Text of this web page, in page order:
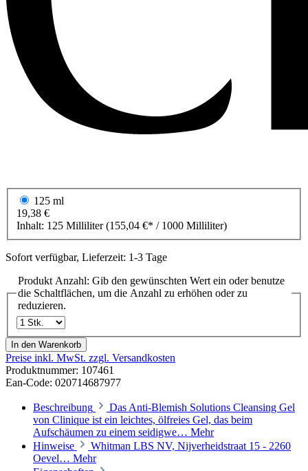
125 ml
19,38 €
Inhalt: 125 Milliliter(155,04 €* / 1000 Milliliter)
Sofort verfügbar, Lieferzeit: 1-3 Tage
Produkt Anzahl: Gib den gewünschten Wert ein oder benutze
die Schaltflächen, um die Anzahl zu erhöhen oder zu
reduzieren.
In den Warenkorb
Preise inkl. MwSt. zzgl. Versandkosten
Produktnummer: 107461
Ean-Code: 020714687977
Beschreibung
Das Anti-Blemish Solutions Cleansing Gel
von Clinique ist ein leichtes, ölfreies Gel, das beim
Aufschäumen zu einem seidigwe… Mehr
Hinweise
Whitman LBS NV, Nijverheidstraat 15 - 2260
Oevel… Mehr